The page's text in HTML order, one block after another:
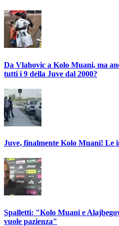
Da Vlahovic a Kolo Muani, ma
tutti i 9 della Juve dal 2000?
Juve, finalmente Kolo Muani! Le
Spalletti: "Kolo Muani e
vuole pazienza"